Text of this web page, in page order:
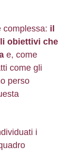
complessa: il
obiettivi che
e, come
come gli
perso
i